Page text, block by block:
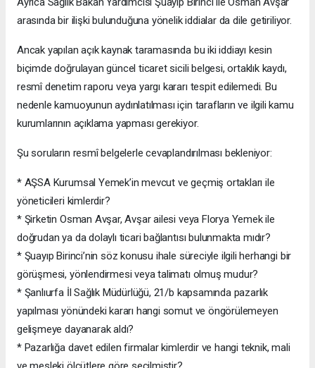
arasında bir ilişki bulunduğuna yönelik iddialar da dile getiriliyor.
Ancak yapılan açık kaynak taramasında bu iki iddiayı kesin
biçimde doğrulayan güncel ticaret sicili belgesi, ortaklık kaydı,
resmî denetim raporu veya yargı kararı tespit edilemedi. Bu
nedenle kamuoyunun aydınlatılması için tarafların ve ilgili kamu
kurumlarının açıklama yapması gerekiyor.
Şu soruların resmî belgelerle cevaplandırılması bekleniyor:
* AŞSA Kurumsal Yemek’in mevcut ve geçmiş ortakları ile
yöneticileri kimlerdir?
* Şirketin Osman Avşar, Avşar ailesi veya Florya Yemek ile
doğrudan ya da dolaylı ticari bağlantısı bulunmakta mıdır?
* Şuayıp Birinci’nin söz konusu ihale süreciyle ilgili herhangi bir
görüşmesi, yönlendirmesi veya talimatı olmuş mudur?
* Şanlıurfa İl Sağlık Müdürlüğü, 21/b kapsamında pazarlık
yapılması yönündeki kararı hangi somut ve öngörülemeyen
gelişmeye dayanarak aldı?
* Pazarlığa davet edilen firmalar kimlerdir ve hangi teknik, mali